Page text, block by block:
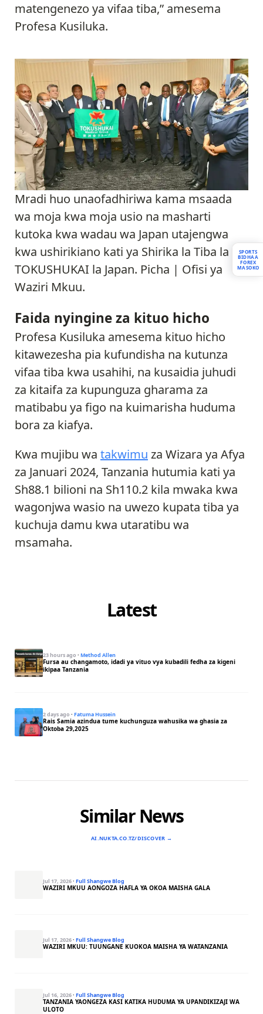
matengenezo ya vifaa tiba,” amesema
Profesa Kusiluka.
Mradi huo unaofadhiriwa kama msaada
wa moja kwa moja usio na masharti
kutoka kwa wadau wa Japan utajengwa
kwa ushirikiano kati ya Shirika la Tiba la
TOKUSHUKAI la Japan. Picha | Ofisi ya
Waziri Mkuu.
Faida nyingine za kituo hicho
Profesa Kusiluka amesema kituo hicho
kitawezesha pia kufundisha na kutunza
vifaa tiba kwa usahihi, na kusaidia juhudi
za kitaifa za kupunguza gharama za
matibabu ya figo na kuimarisha huduma
bora za kiafya.
Kwa mujibu wa takwimu za Wizara ya Afya
za Januari 2024, Tanzania hutumia kati ya
Sh88.1 bilioni na Sh110.2 kila mwaka kwa
wagonjwa wasio na uwezo kupata tiba ya
kuchuja damu kwa utaratibu wa
msamaha.
Latest
23 hours ago · Method Allen
Fursa au changamoto, idadi ya vituo vya kubadili fedha za kigeni
ikipaa Tanzania
2 days ago · Fatuma Hussein
Rais Samia azindua tume kuchunguza wahusika wa ghasia za
Oktoba 29,2025
Similar News
AI.NUKTA.CO.TZ/DISCOVER →
Jul 17, 2026· Full Shangwe Blog
WAZIRI MKUU AONGOZA HAFLA YA OKOA MAISHA GALA
Jul 17, 2026· Full Shangwe Blog
WAZIRI MKUU: TUUNGANE KUOKOA MAISHA YA WATANZANIA
Jul 16, 2026· Full Shangwe Blog
TANZANIA YAONGEZA KASI KATIKA HUDUMA YA UPANDIKIZAJI WA
ULOTO
SPORTS
BIDHAA
FOREX
MASOKO